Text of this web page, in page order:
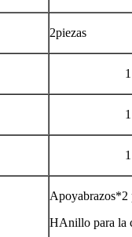
2piezas
Apoyabrazos*2
HAnillo para la